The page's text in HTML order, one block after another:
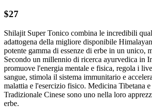
$27
Shilajit Super Tonico combina le incredibili
adattogena della migliore disponibile
potente gamma di essenze di erbe in un unico,
Secondo un millennio di ricerca ayurvedica in
promuove l'energia mentale e fisica, regola i
sangue, stimola il sistema immunitario e
malattia e l'esercizio fisico. Medicina Tibetana
Tradizionale Cinese sono uno nella loro
erbe.